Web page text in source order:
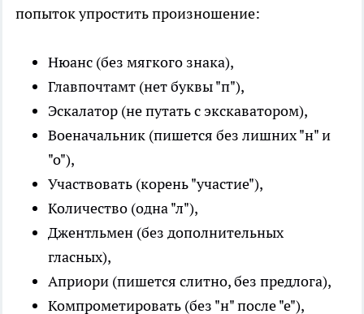
попыток упростить произношение:
Нюанс (без мягкого знака),
Главпочтамт (нет буквы "п"),
Эскалатор (не путать с экскаватором),
Военачальник (пишется без лишних "н" и
"о"),
Участвовать (корень "участие"),
Количество (одна "л"),
Джентльмен (без дополнительных
гласных),
Априори (пишется слитно, без предлога),
Компрометировать (без "н" после "е"),